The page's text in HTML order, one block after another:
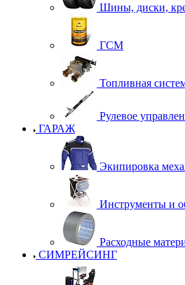
Шины, диски,
ГСМ
Топливная
Рулевое
ГАРАЖ
Экипировка
Инструменты и
Расходные
СИМРЕЙСИНГ